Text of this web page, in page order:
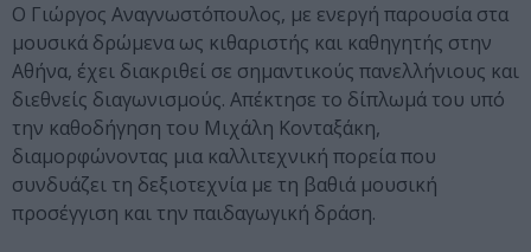
Ο Γιώργος Αναγνωστόπουλος, με ενεργή παρουσία στα
μουσικά δρώμενα ως κιθαριστής και καθηγητής στην
Αθήνα, έχει διακριθεί σε σημαντικούς πανελλήνιους και
διεθνείς διαγωνισμούς. Απέκτησε το δίπλωμά του υπό
την καθοδήγηση του Μιχάλη Κονταξάκη,
διαμορφώνοντας μια καλλιτεχνική πορεία που
συνδυάζει τη δεξιοτεχνία με τη βαθιά μουσική
προσέγγιση και την παιδαγωγική δράση.